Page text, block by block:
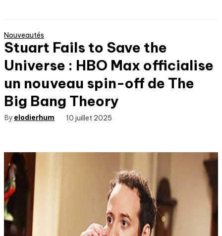
Nouveautés
Stuart Fails to Save the
Universe : HBO Max officialise
un nouveau spin-off de The
Big Bang Theory
By elodierhum 10 juillet 2025